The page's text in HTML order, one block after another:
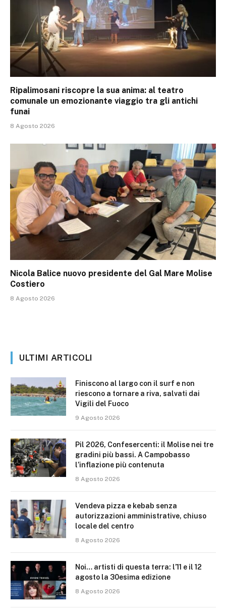
Ripalimosani riscopre la sua anima: al teatro
comunale un emozionante viaggio tra gli antichi
funai
8 Agosto 2026
Nicola Balice nuovo presidente del Gal Mare Molise
Costiero
8 Agosto 2026
ULTIMI ARTICOLI
Finiscono al largo con il surf e non
riescono a tornare a riva, salvati dai
Vigili del Fuoco
9 Agosto 2026
Pil 2026, Confesercenti: il Molise nei tre
gradini più bassi. A Campobasso
l’inflazione più contenuta
8 Agosto 2026
Vendeva pizza e kebab senza
autorizzazioni amministrative, chiuso
locale del centro
8 Agosto 2026
Noi… artisti di questa terra: l’11 e il 12
agosto la 30esima edizione
8 Agosto 2026